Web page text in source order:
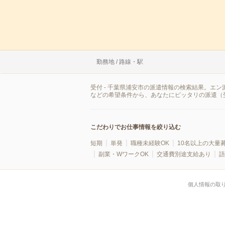
勤務地 / 路線・駅
受付 - 千葉県浦安市の派遣情報の検索結果。エ
などの希望条件から、あなたにピッタリの派遣（
こだわりでお仕事情報を絞り込む
短期 単発 職種未経験OK 10名以上の大量
副業・WワークOK
交通費別途支給あり
個人情報の取